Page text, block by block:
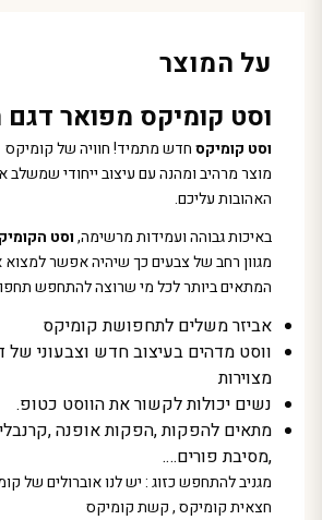
על המוצר
וסט קומיקס מפואר
וסט קומיקסחדש מתמיד! חוויה של קומיקס
מוצר מרהיב ומהנה עם עיצוב ייחודי שמשלב
האהובות עליכם.
באיכות גבוהה ועמידות מרשימה,וסט
מגוון רחב של צבעים כך שיהיה אפשר
המתאים ביותר לכל מי שרוצה להתחפש
אביזר משלים לתחפושת קומיקס
ווסט מדהים בעיצוב חדש וצבעוני של
מצוירות
נשים יכולות לקשור את הווסט כטופ.
מתאים להפקות ,הפקות אופנה
,מסיבת פורים….
מגניב להתחפש כזוג : יש לנו אוברולים של
חצאית קומיקס , קשת קומיקס